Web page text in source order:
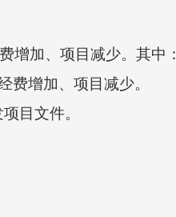
加、项目减少。其中：
增加、项目减少。
目文件。